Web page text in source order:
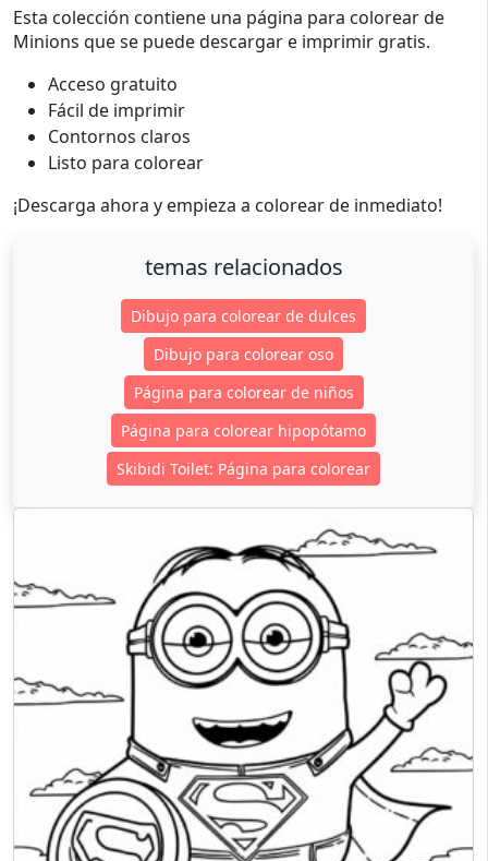
Esta colección contiene una página para colorear de
Minions que se puede descargar e imprimir gratis.
Acceso gratuito
Fácil de imprimir
Contornos claros
Listo para colorear
¡Descarga ahora y empieza a colorear de inmediato!
temas relacionados
Dibujo para colorear de dulces
Dibujo para colorear oso
Página para colorear de niños
Página para colorear hipopótamo
Skibidi Toilet: Página para colorear